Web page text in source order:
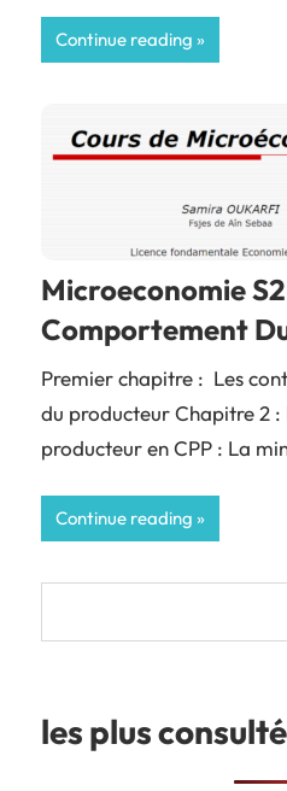
Continue reading
Microeconomie
Comportement
Premier chapitre : Les
du producteur Chapitre 2
producteur en CPP : La
Continue reading
les plus consulté